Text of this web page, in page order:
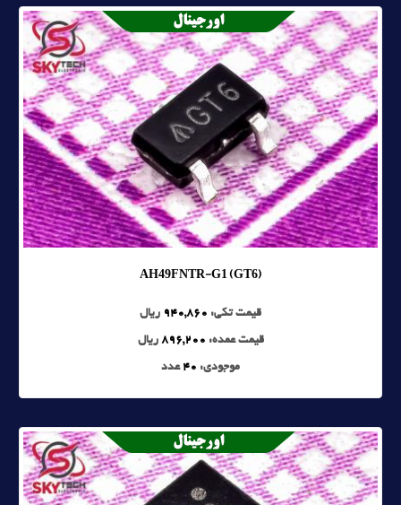
AH49FNTR-G1 (GT6)
قیمت تکی: 940,860 ریال
قیمت عمده: 896,200 ریال
موجودی: 40 عدد